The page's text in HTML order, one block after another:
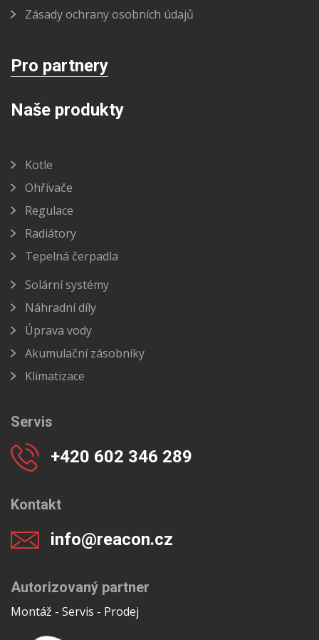
Zásady ochrany osobních údajů
Pro partnery
Naše produkty
Kotle
Ohřívače
Regulace
Radiátory
Tepelná čerpadla
Solární systémy
Náhradní díly
Úprava vody
Akumulační zásobníky
Klimatizace
Servis
+420 602 346 289
Kontakt
info@reacon.cz
Autorizovaný partner
Montáž - Servis - Prodej